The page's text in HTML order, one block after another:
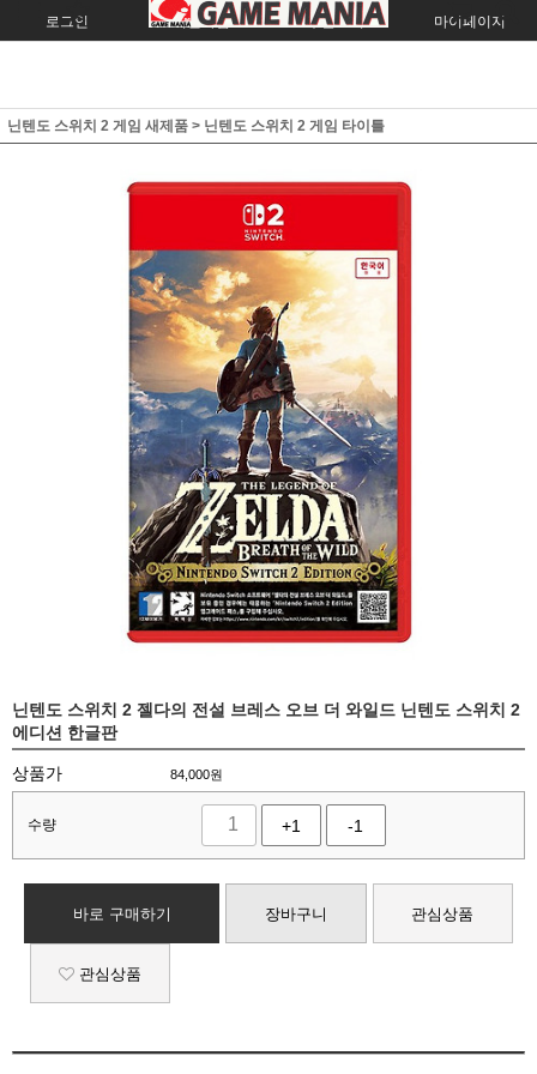
로그인 회원가입 주문조회 마이페이지
닌텐도 스위치 2 게임 새제품 > 닌텐도 스위치 2 게임 타이틀
닌텐도 스위치 2 젤다의 전설 브레스 오브 더 와일드 닌텐도 스위치 2
에디션 한글판
상품가 84,000원
수량 +1 -1
바로 구매하기 장바구니 관심상품
관심상품